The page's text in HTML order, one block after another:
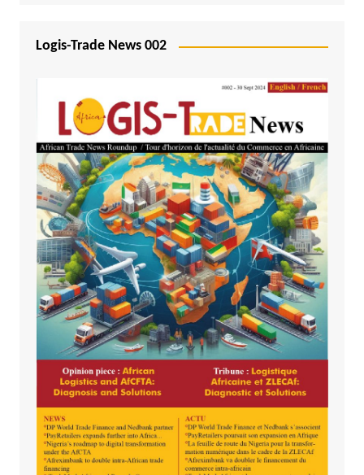
Logis-Trade News 002